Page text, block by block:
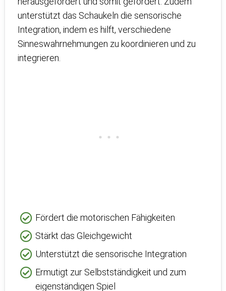
unterstützt das Schaukeln die sensorische
Integration, indem es hilft, verschiedene
Sinneswahrnehmungen zu koordinieren und zu
integrieren.
Fördert die motorischen Fähigkeiten
Stärkt das Gleichgewicht
Unterstützt die sensorische Integration
Ermutigt zur Selbstständigkeit und zum
eigenständigen Spiel